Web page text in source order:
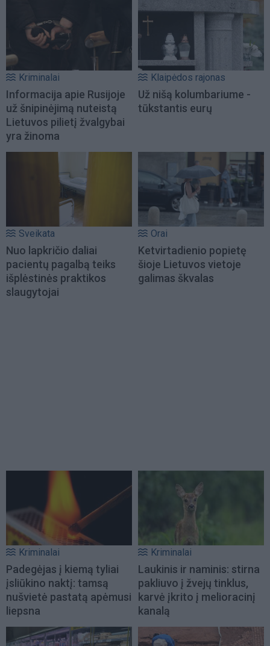
Kriminalai
Informacija apie Rusijoje
už šnipinėjimą nuteistą
Lietuvos pilietį žvalgybai
yra žinoma
Klaipėdos rajonas
Už nišą kolumbariume -
tūkstantis eurų
Sveikata
Nuo lapkričio daliai
pacientų pagalbą teiks
išplėstinės praktikos
slaugytojai
Orai
Ketvirtadienio popietę
šioje Lietuvos vietoje
galimas škvalas
Kriminalai
Padegėjas į kiemą tyliai
įsliūkino naktį: tamsą
nušvietė pastatą apėmusi
liepsna
Kriminalai
Laukinis ir naminis: stirna
pakliuvo į žvejų tinklus,
karvė įkrito į melioracinį
kanalą